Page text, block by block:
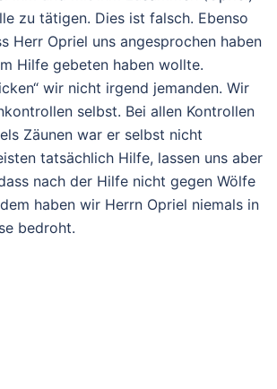
zu tätigen. Dies ist falsch. Ebenso
Herr Opriel uns angesprochen haben
Hilfe gebeten haben wollte.
wir nicht irgend jemanden. Wir
selbst. Bei allen Kontrollen
Zäunen war er selbst nicht
tatsächlich Hilfe, lassen uns aber
nach der Hilfe nicht gegen Wölfe
haben wir Herrn Opriel niemals in
bedroht.